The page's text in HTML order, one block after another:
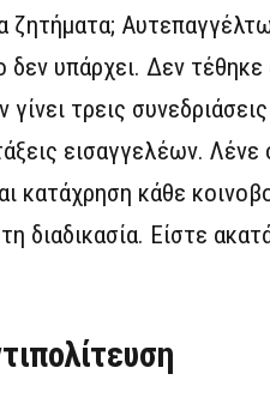
ζητήματα;
υπάρχει. Δεν
τρεις
εισαγγελέων. Λένε
κατάχρηση κάθε
διαδικασία. Είστε